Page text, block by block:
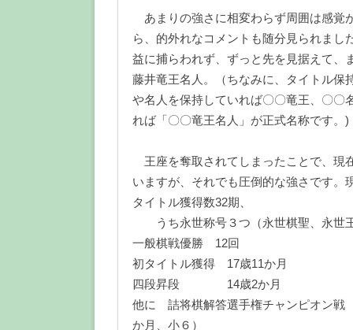
あまりの強さに相変わらず周囲は感覚
ら、的外れなコメントも随分見られまし
益に捕らわれず、ずっと先を見据えて、
藤井竜王名人。（ちなみに、タイトル保
や名人を保持していれば〇〇竜王、〇〇
れば「〇〇竜王名人」が正式名称です。)
王座を奪取されてしまったことで、現
いますが、それでも圧倒的な強さです
タイトル獲得数32期、
うち永世称号３つ（永世棋聖、永世
一般棋戦優勝 12回
初タイトル獲得 17歳11か月
四段昇段 14歳2か月
他に 詰将棋解答選手権チャンピオン戦
か月、小６）